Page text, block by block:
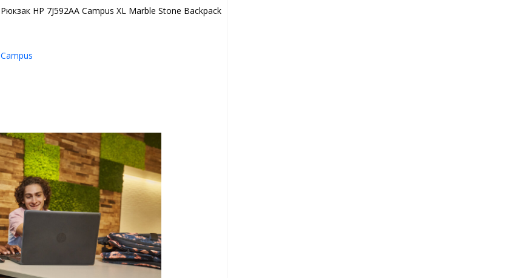
Рюкзак HP 7J592AA Campus XL Marble Stone Backpack
Campus